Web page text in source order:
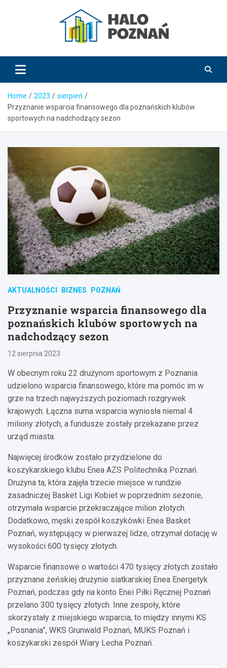
HaloPoznań.pl
Home 2023
sierpień
Przyznanie wsparcia finansowego dla poznańskich klubów
sportowych na nadchodzący sezon
AKTUALNOŚCI BIZNES POZNAŃ
Przyznanie wsparcia finansowego dla
poznańskich klubów sportowych na
nadchodzący sezon
12 sierpnia 2023
W obecnym roku 22 drużynom sportowym z Poznania
udzielono wsparcia finansowego, które ma pomóc im w
grze na trzech najwyższych poziomach rozgrywek
krajowych. Łączna suma wsparcia wyniosła niemal 4
miliony złotych, a fundusze zostały przekazane przez
urząd miasta.
Najwięcej środków zostało przydzielone do
koszykarskiego klubu Enea AZS Politechnika Poznań.
Drużyna ta, która zajęła trzecie miejsce w rundzie
zasadniczej Basket Ligi Kobiet w poprzednim sezonie,
otrzymała wsparcie przekraczające milion złotych.
Dodatkowo, męski zespół koszykówki Enea Basket
Poznań, występujący w pierwszej lidze, otrzymał dotację w
wysokości 600 tysięcy złotych.
Wsparcie finansowe o wartości 470 tysięcy złotych zostało
przyznane żeńskiej drużynie siatkarskiej Enea Energetyk
Poznań, podczas gdy na konto Enei Piłki Ręcznej Poznań
przelano 300 tysięcy złotych. Inne zespoły, które
skorzystały z miejskiego wsparcia, to między innymi KS
„Posnania”, WKS Grunwald Poznań, MUKS Poznań i
koszykarski zespół Wiary Lecha Poznań.